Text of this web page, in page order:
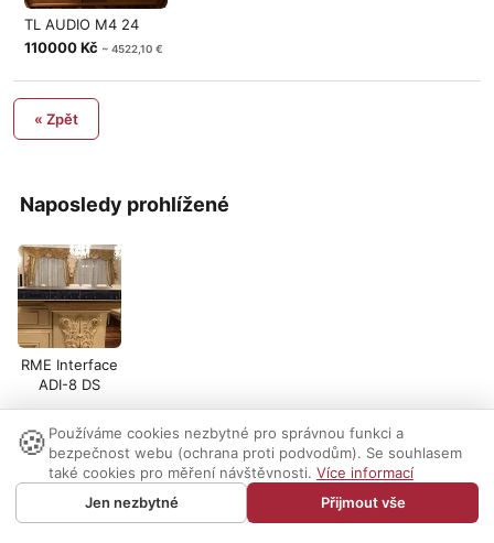
Naposledy prohlížené
RME Interface
ADI-8 DS
TL AUDIO M4 24
110000 Kč ~ 4522,10 €
« Zpět
Nastavení cookies | Vzhled:světlý tmavý | Kontakt
© 1999-2026 AUDIO PARTNER s.r.o.
🍪 Používáme cookies nezbytné pro správnou funkci a
bezpečnost webu (ochrana proti podvodům). Se souhlasem
také cookies pro měření návštěvnosti. Více informací
Jen nezbytné
Přijmout vše